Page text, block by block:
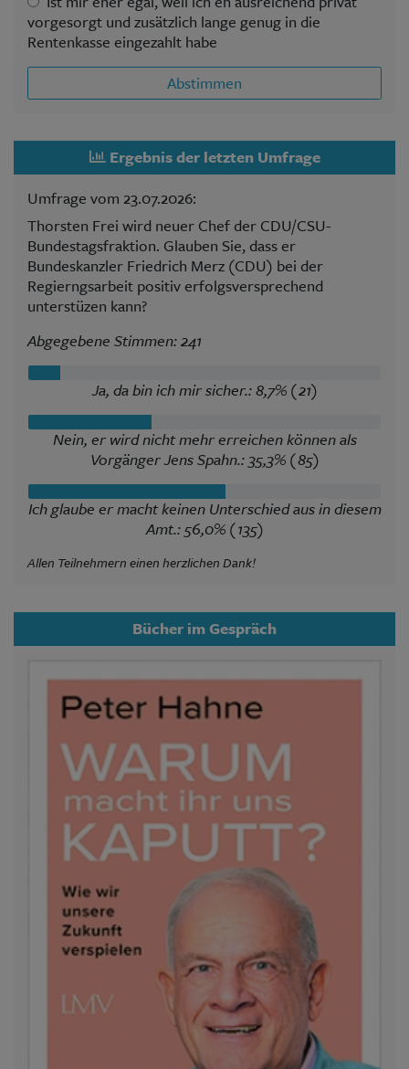
vorgesorgt und zusätzlich lange genug in die
Rentenkasse eingezahlt habe
Abstimmen
Ergebnis der letzten Umfrage
Umfrage vom 23.07.2026:
Thorsten Frei wird neuer Chef der CDU/CSU-
Bundestagsfraktion. Glauben Sie, dass er
Bundeskanzler Friedrich Merz (CDU) bei der
Regierngsarbeit positiv erfolgsversprechend
unterstüzen kann?
Abgegebene Stimmen: 241
Ja, da bin ich mir sicher.: 8,7% (21)
Nein, er wird nicht mehr erreichen können als
Vorgänger Jens Spahn.: 35,3% (85)
Ich glaube er macht keinen Unterschied aus in diesem
Amt.: 56,0% (135)
Allen Teilnehmern einen herzlichen Dank!
Bücher im Gespräch